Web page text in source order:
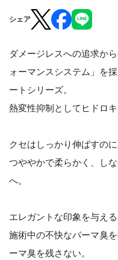
シェア
ダメージレスへの追求か
ォーマンスシステム」を
ートシリーズ。
熱変性抑制としてヒドロキ
クセはしっかり伸ばすのに
つややかで柔らかく、し
へ。
エレガントな印象を与え
施術中の不快なパーマ臭
ーマ臭を残さない。